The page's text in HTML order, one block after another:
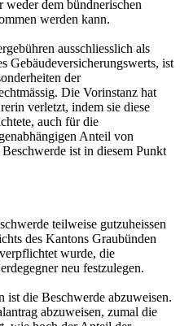
weder dem bündnerischen
werden kann.
ausschliesslich als
Gebäudeversicherungswerts, ist
der
Die Vorinstanz hat
verletzt, indem sie diese
auch für die
Anteil von
ist in diesem Punkt
teilweise gutzuheissen
des Kantons Graubünden
wurde, die
neu festzulegen.
ist die Beschwerde abzuweisen.
abzuweisen, zumal die